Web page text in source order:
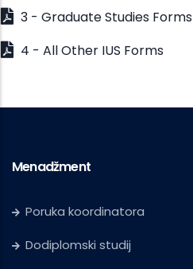
3 - Graduate Studies Forms
4 - All Other IUS Forms
Menadžment
Poruka koordinatora
Dodiplomski studij